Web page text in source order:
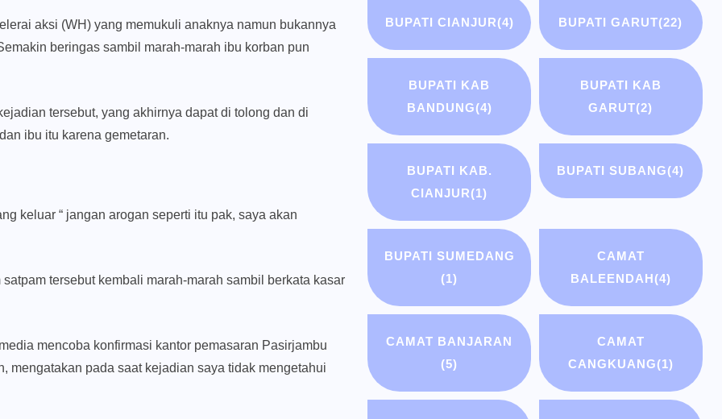
aksi (WH) yang memukuli anaknya namun bukannya
beringas sambil marah-marah ibu korban pun
tersebut, yang akhirnya dapat di tolong dan di
ibu itu karena gemetaran.
keluar “ jangan arogan seperti itu pak, saya akan
tersebut kembali marah-marah sambil berkata kasar
mencoba konfirmasi kantor pemasaran Pasirjambu
mengatakan pada saat kejadian saya tidak mengetahui
BUPATI CIANJUR(4) BUPATI GARUT(22)
BUPATI KAB
BANDUNG(4)
BUPATI KAB
GARUT(2)
BUPATI KAB.
CIANJUR(1)
BUPATI SUBANG(4)
BUPATI SUMEDANG
(1)
CAMAT
BALEENDAH(4)
CAMAT BANJARAN
(5)
CAMAT
CANGKUANG(1)